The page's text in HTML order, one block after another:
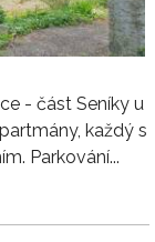
- část Seníky u
každý s
Parkování...